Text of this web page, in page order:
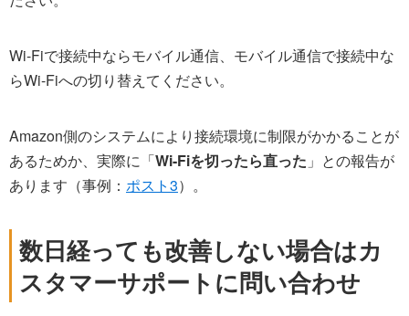
Wi-Fiで接続中ならモバイル通信、モバイル通信で接続中な
らWi-Fiへの切り替えてください。
Amazon側のシステムにより接続環境に制限がかかることが
あるためか、実際に「Wi-Fiを切ったら直った 」との報告が
あります（事例： ポスト3）。
数日経っても改善しない場合はカ
スタマーサポートに問い合わせ